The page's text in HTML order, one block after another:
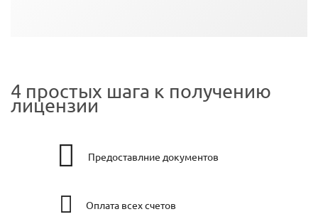
4 простых шага к получению
лицензии
Предоставлние документов
Оплата всех счетов